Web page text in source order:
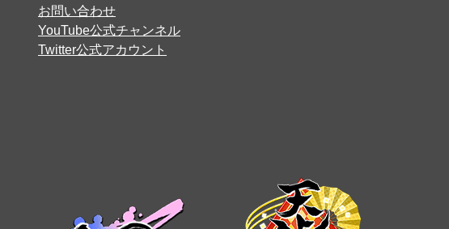
お問い合わせ
YouTube公式チャンネル
Twitter公式アカウント